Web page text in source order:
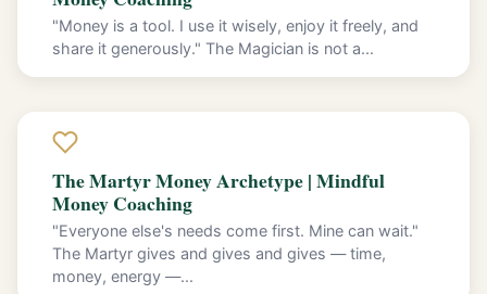
"Money is a tool. I use it wisely, enjoy it freely, and
share it generously." The Magician is not a...
The Martyr Money Archetype | Mindful
Money Coaching
"Everyone else's needs come first. Mine can wait."
The Martyr gives and gives and gives — time,
money, energy —...